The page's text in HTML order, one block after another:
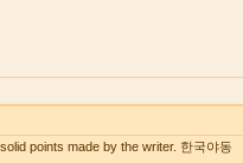
points made by the writer. 한국야동